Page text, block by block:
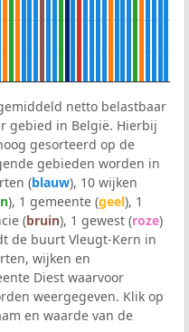
netto belastbaar
gebied in België. Hierbij
gesorteerd op de
gebieden worden in
(blauw), 10 wijken
), 1 gemeente (geel), 1
(bruin), 1 gewest (roze)
de buurt Vleugt-Kern in
wijken en
Diest waarvoor
weergegeven. Klik op
en waarde van de